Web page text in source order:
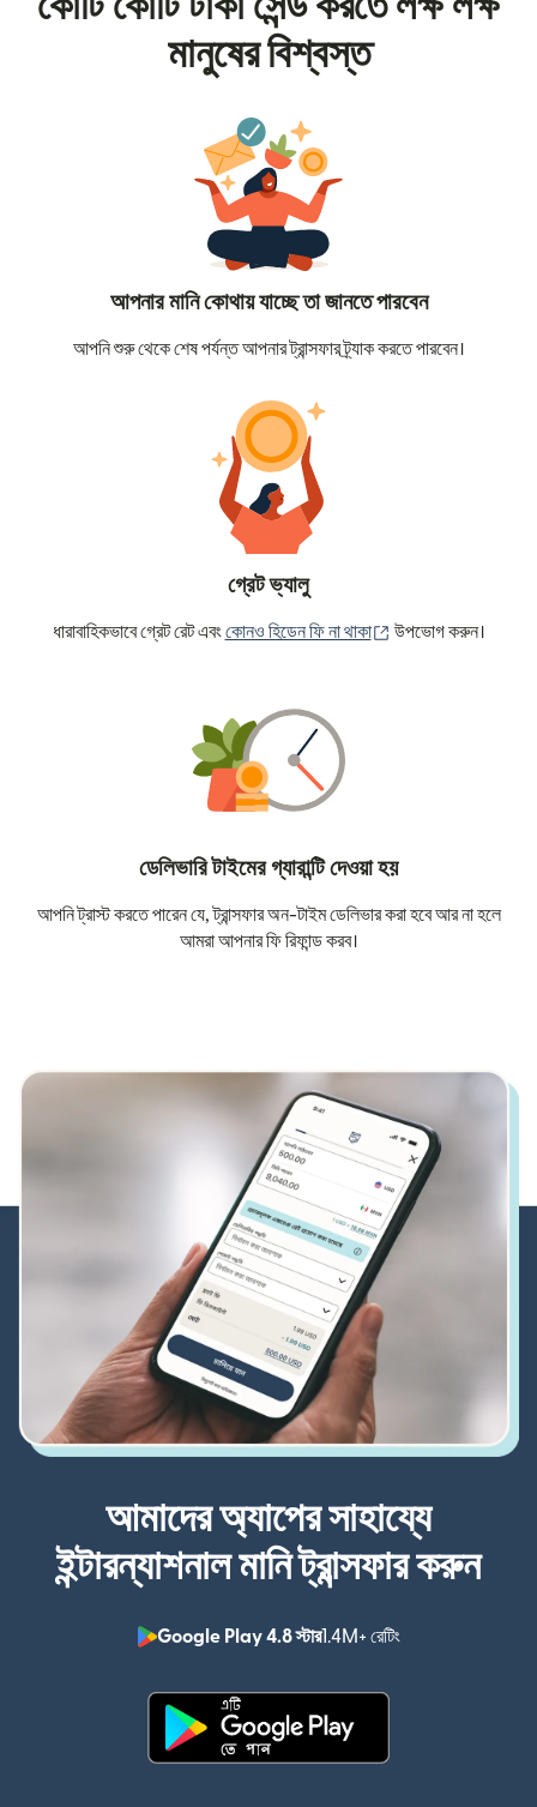
মানুষের বিশ্বস্ত
আপনার মানি কোথায় যাচ্ছে তা জানতে পারবেন
আপনি শুরু থেকে শেষ পর্যন্ত আপনার ট্রান্সফার ট্র্যাক করতে পারবেন।
গ্রেট ভ্যালু
ধারাবাহিকভাবে গ্রেট রেট এবংকোনও হিডেন ফি না থাকা (নতুন উইন্ডোতে খুলবে)
উপভোগ করুন।
ডেলিভারি টাইমের গ্যারান্টি দেওয়া হয়
আপনি ট্রাস্ট করতে পারেন যে, ট্রান্সফার অন-টাইম ডেলিভার করা হবে আর না হলে
আমরা আপনার ফি রিফান্ড করব।
আমাদের অ্যাপের সাহায্যে
ইন্টারন্যাশনাল মানি ট্রান্সফার করুন
Google Play 4.8 স্টার1.4M+ রেটিং